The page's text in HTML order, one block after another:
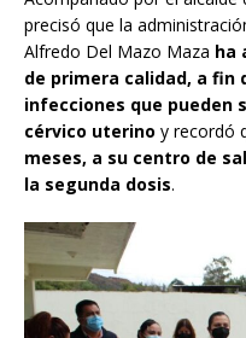
precisó que la
Alfredo Del Mazo Maza ha
de primera calidad, a fin
infecciones que pueden
cérvico uterino y recordó
meses, a su centro de
la segunda dosis.